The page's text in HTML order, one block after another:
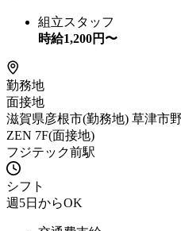
組立スタッフ
時給1,200円〜
勤務地
面接地
滋賀県彦根市(勤務地) 草津市
ZEN 7F(面接地)
フジテック前駅
シフト
週5日からOK